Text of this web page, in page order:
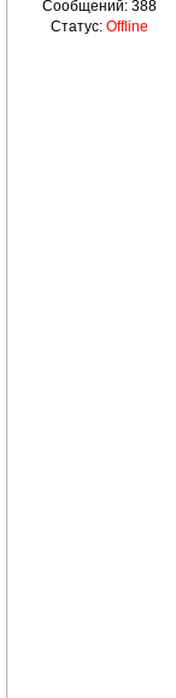
Сообщений: 388
Статус: Offline